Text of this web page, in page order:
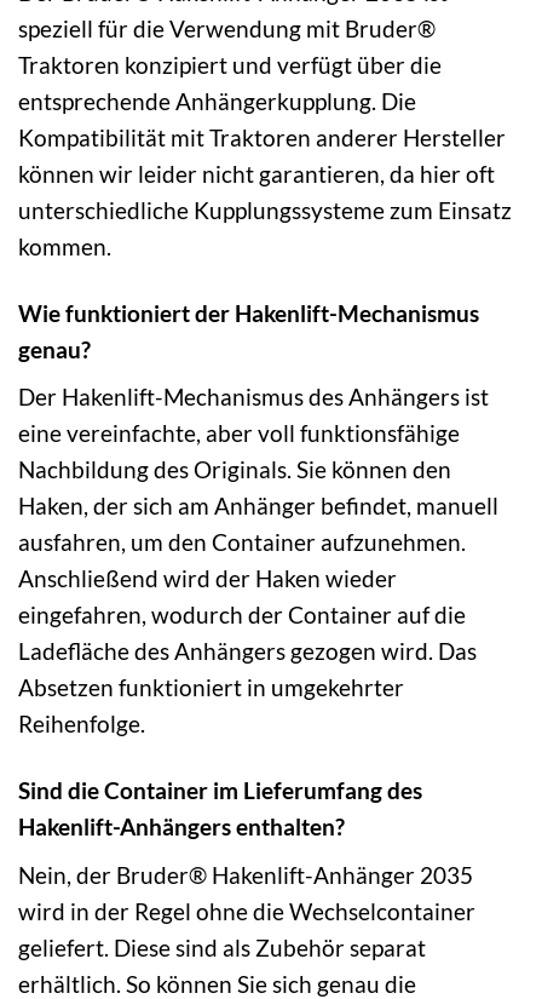
speziell für die Verwendung mit Bruder®
Traktoren konzipiert und verfügt über die
entsprechende Anhängerkupplung. Die
Kompatibilität mit Traktoren anderer Hersteller
können wir leider nicht garantieren, da hier oft
unterschiedliche Kupplungssysteme zum Einsatz
kommen.
Wie funktioniert der Hakenlift-Mechanismus
genau?
Der Hakenlift-Mechanismus des Anhängers ist
eine vereinfachte, aber voll funktionsfähige
Nachbildung des Originals. Sie können den
Haken, der sich am Anhänger befindet, manuell
ausfahren, um den Container aufzunehmen.
Anschließend wird der Haken wieder
eingefahren, wodurch der Container auf die
Ladefläche des Anhängers gezogen wird. Das
Absetzen funktioniert in umgekehrter
Reihenfolge.
Sind die Container im Lieferumfang des
Hakenlift-Anhängers enthalten?
Nein, der Bruder® Hakenlift-Anhänger 2035
wird in der Regel ohne die Wechselcontainer
geliefert. Diese sind als Zubehör separat
erhältlich. So können Sie sich genau die